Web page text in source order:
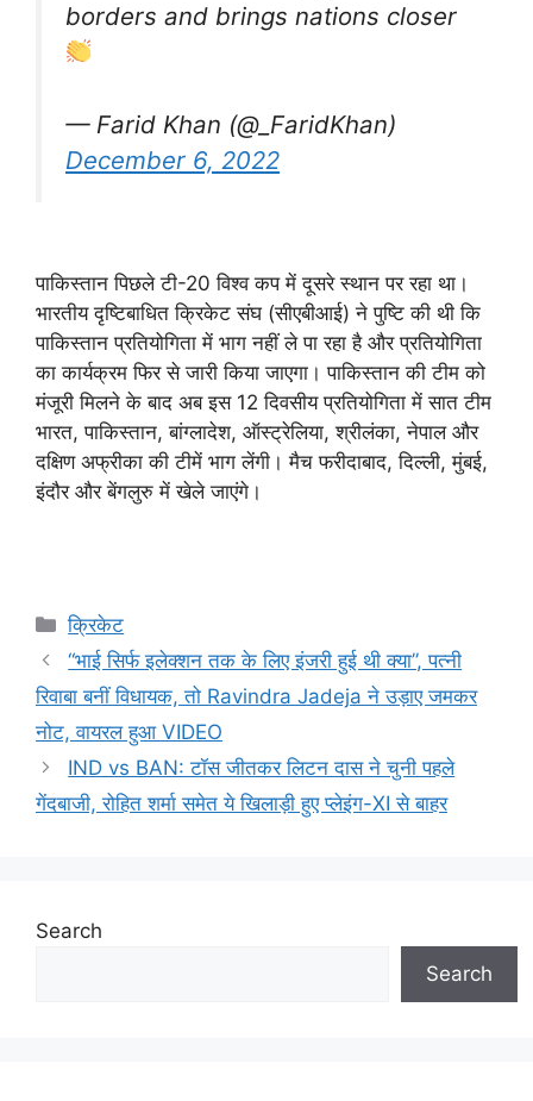
borders and brings nations closer
— Farid Khan (@_FaridKhan)
December 6, 2022
पाकिस्तान पिछले टी-20 विश्व कप में दूसरे स्थान पर रहा था।
भारतीय दृष्टिबाधित क्रिकेट संघ (सीएबीआई) ने पुष्टि की थी कि
पाकिस्तान प्रतियोगिता में भाग नहीं ले पा रहा है और प्रतियोगिता
का कार्यक्रम फिर से जारी किया जाएगा। पाकिस्तान की टीम को
मंजूरी मिलने के बाद अब इस 12 दिवसीय प्रतियोगिता में सात टीम
भारत, पाकिस्तान, बांग्लादेश, ऑस्ट्रेलिया, श्रीलंका, नेपाल और
दक्षिण अफ्रीका की टीमें भाग लेंगी। मैच फरीदाबाद, दिल्ली, मुंबई,
इंदौर और बेंगलुरु में खेले जाएंगे।
Categories
क्रिकेट
“भाई सिर्फ इलेक्शन तक के लिए इंजरी हुई थी क्या”, पत्नी
रिवाबा बनीं विधायक, तो Ravindra Jadeja ने उड़ाए जमकर
नोट, वायरल हुआ VIDEO
IND vs BAN: टॉस जीतकर लिटन दास ने चुनी पहले
गेंदबाजी, रोहित शर्मा समेत ये खिलाड़ी हुए प्लेइंग-XI से बाहर
Search
Search